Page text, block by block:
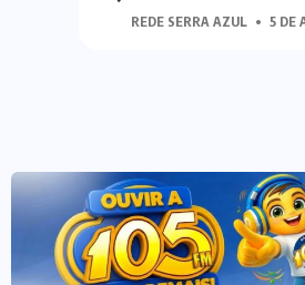
REDE SERRA AZUL 4 DE